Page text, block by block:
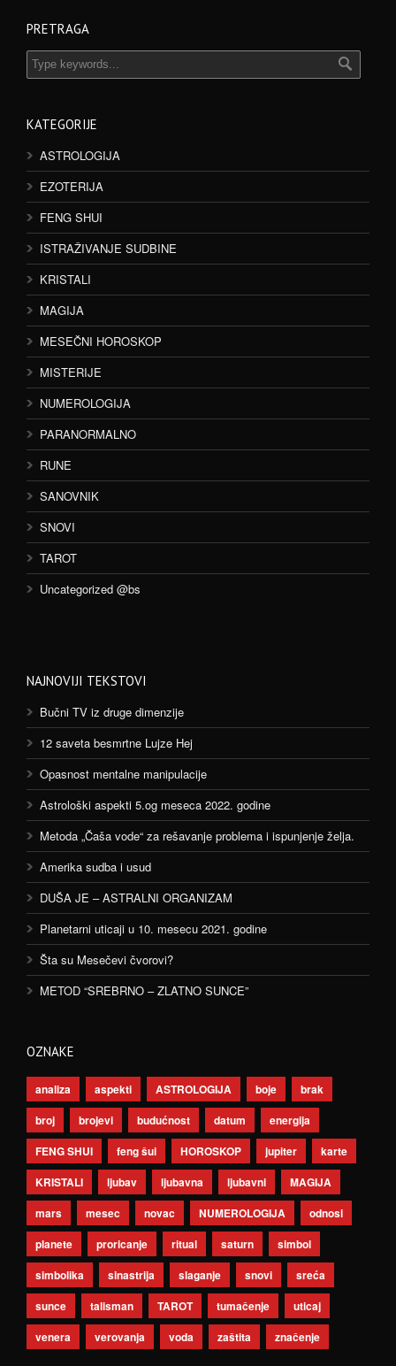
PRETRAGA
KATEGORIJE
ASTROLOGIJA
EZOTERIJA
FENG SHUI
ISTRAŽIVANJE SUDBINE
KRISTALI
MAGIJA
MESEČNI HOROSKOP
MISTERIJE
NUMEROLOGIJA
PARANORMALNO
RUNE
SANOVNIK
SNOVI
TAROT
Uncategorized @bs
NAJNOVIJI TEKSTOVI
Bučni TV iz druge dimenzije
12 saveta besmrtne Lujze Hej
Opasnost mentalne manipulacije
Astrološki aspekti 5.og meseca 2022. godine
Metoda „Čaša vode“ za rešavanje problema i ispunjenje želja.
Amerika sudba i usud
DUŠA JE – ASTRALNI ORGANIZAM
Planetarni uticaji u 10. mesecu 2021. godine
Šta su Mesečevi čvorovi?
METOD “SREBRNO – ZLATNO SUNCE”
OZNAKE
analiza aspekti ASTROLOGIJA boje
brak
broj
brojevi budućnost datum
energija
FENG SHUI
feng šui HOROSKOP jupiter
karte
KRISTALI
ljubav ljubavna ljubavni
MAGIJA
mars
mesec novac NUMEROLOGIJA
odnosi
planete
proricanje ritual saturn
simbol
simbolika
sinastrija slaganje snovi
sreća
sunce
talisman TAROT tumačenje
uticaj
venera
verovanja voda zaštita značenje